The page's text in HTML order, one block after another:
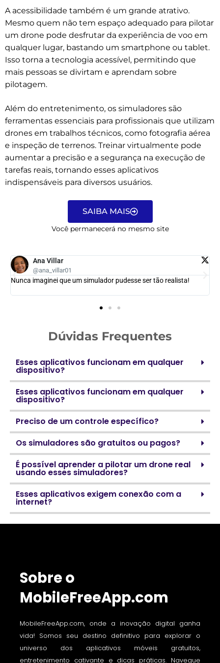
A acessibilidade também é um grande atrativo.
Mesmo quem não tem espaço adequado para pilotar
um drone pode desfrutar da experiência de voo em
qualquer lugar, bastando um smartphone ou tablet.
Isso torna a tecnologia acessível, permitindo que
mais pessoas se divirtam e aprendam sobre
pilotagem.
Além do entretenimento, os simuladores são
ferramentas essenciais para profissionais que utilizam
drones em trabalhos técnicos, como fotografia aérea
e inspeção de terrenos. Treinar virtualmente pode
aumentar a precisão e a segurança na execução de
tarefas reais, tornando esses aplicativos
indispensáveis para diversos usuários.
SAIBA MAIS
Você permanecerá no mesmo site
Ana Villar
@ana_villar01
Nunca imaginei que um simulador pudesse ser tão realista!
Dúvidas Frequentes
Esses aplicativos funcionam em qualquer
dispositivo?
Esses aplicativos funcionam em qualquer
dispositivo?
Preciso de um controle específico?
Os simuladores são gratuitos ou pagos?
É possível aprender a pilotar um drone real
usando esses simuladores?
Esses aplicativos exigem conexão com a
internet?
Sobre o
MobileFreeApp.com
MobileFreeApp.com, onde a inovação digital ganha
vida! Somos seu destino definitivo para explorar o
universo dos aplicativos móveis gratuitos,
entretenimento cativante e dicas práticas. Navegue